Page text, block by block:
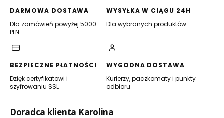
DARMOWA DOSTAWA
Dla zamówień powyżej 5000
PLN
WYSYŁKA W CIĄGU 24H
Dla wybranych produktów
BEZPIECZNE PŁATNOŚCI
Dzięk certyfikatowi i
szyfrowaniu SSL
WYGODNA DOSTAWA
Kurierzy, paczkomaty i punkty
odbioru
Doradca klienta Karolina